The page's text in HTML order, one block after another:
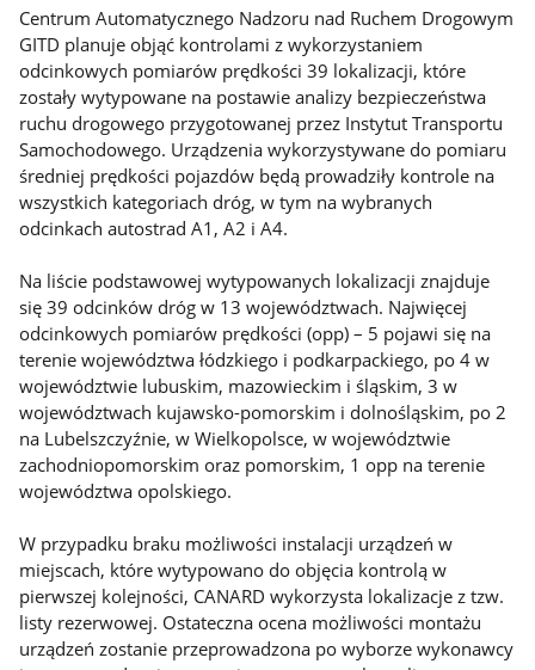
Centrum Automatycznego Nadzoru nad Ruchem Drogowym
GITD planuje objąć kontrolami z wykorzystaniem
odcinkowych pomiarów prędkości 39 lokalizacji, które
zostały wytypowane na postawie analizy bezpieczeństwa
ruchu drogowego przygotowanej przez Instytut Transportu
Samochodowego. Urządzenia wykorzystywane do pomiaru
średniej prędkości pojazdów będą prowadziły kontrole na
wszystkich kategoriach dróg, w tym na wybranych
odcinkach autostrad A1, A2 i A4.
Na liście podstawowej wytypowanych lokalizacji znajduje
się 39 odcinków dróg w 13 województwach. Najwięcej
odcinkowych pomiarów prędkości (opp) – 5 pojawi się na
terenie województwa łódzkiego i podkarpackiego, po 4 w
województwie lubuskim, mazowieckim i śląskim, 3 w
województwach kujawsko-pomorskim i dolnośląskim, po 2
na Lubelszczyźnie, w Wielkopolsce, w województwie
zachodniopomorskim oraz pomorskim, 1 opp na terenie
województwa opolskiego.
W przypadku braku możliwości instalacji urządzeń w
miejscach, które wytypowano do objęcia kontrolą w
pierwszej kolejności, CANARD wykorzysta lokalizacje z tzw.
listy rezerwowej. Ostateczna ocena możliwości montażu
urządzeń zostanie przeprowadzona po wyborze wykonawcy